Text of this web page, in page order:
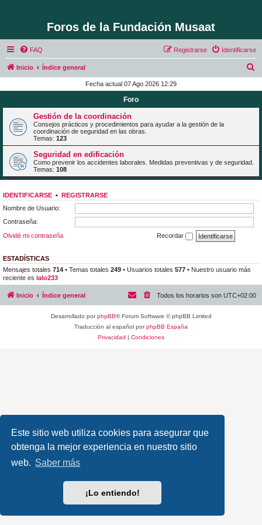
Este sitio web utiliza cookies para asegurar que
obtenga la mejor experiencia en nuestro sitio
web. Saber más
¡Lo entiendo!
Foros de la Fundación Musaat
FAQ Identificarse
Registrarse
Inicio Índice general
c
Fecha actual 07 Ago 2026 12:29
Foro
Gestión de la coordinación
Consejos prácticos y procedimientos para ayudar a la gestión de la
coordinación de seguridad en las obras.
Temas: 123
Seguridad en edificación
Como prevenir los accidentes laborales. Medidas preventivas y de seguridad.
Temas: 108
IDENTIFICARSE • REGISTRARSE
Nombre de Usuario:
Contraseña:
Olvidé mi contraseña
Recordar
ESTADÍSTICAS
Mensajes totales 714 • Temas totales 249 • Usuarios totales 577 • Nuestro usuario más
reciente es lalo233
Inicio Índice general Todos los horarios son UTC+02:00
Desarrollado porphpBB® Forum Software © phpBB Limited
Traducción al español porphpBB España
Privacidad | Condiciones